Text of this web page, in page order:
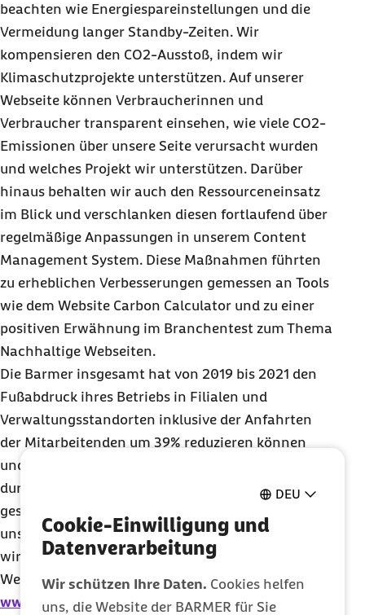
DEU
Cookie-Einwilligung und
Datenverarbeitung
Wir schützen Ihre Daten. Cookies helfen
uns, die Website der BARMER für Sie
beachten wie Energiespareinstellungen und die
Vermeidung langer Standby-Zeiten. Wir
kompensieren den CO2-Ausstoß, indem wir
Klimaschutzprojekte unterstützen. Auf unserer
Webseite können Verbraucherinnen und
Verbraucher transparent einsehen, wie viele CO2-
Emissionen über unsere Seite verursacht wurden
und welches Projekt wir unterstützen. Darüber
hinaus behalten wir auch den Ressourceneinsatz
im Blick und verschlanken diesen fortlaufend über
regelmäßige Anpassungen in unserem Content
Management System. Diese Maßnahmen führten
zu erheblichen Verbesserungen gemessen an Tools
wie dem Website Carbon Calculator und zu einer
positiven Erwähnung im Branchentest zum Thema
Nachhaltige Webseiten.
Die Barmer insgesamt hat von 2019 bis 2021 den
Fußabdruck ihres Betriebs in Filialen und
Verwaltungsstandorten inklusive der Anfahrten
der Mitarbeitenden um 39% reduzieren können
und im Herbst 2022 den verbleibenden Fußabdruck
durch zertifizierte Kompensationen neutral
gestellt. In den kommenden Jahren werden wir
unsere CO2-Emissionen weiter reduzieren, sodass
wir immer weniger kompensieren müssen.
Weitere Informationen:
www.krankenkasseninfo.de/Wie nachhaltig sind